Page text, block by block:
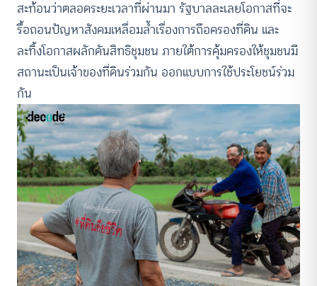
สะท้อนว่าตลอดระยะเวลาที่ผ่านมา รัฐบาลละเลยโอกาสที่จะ
รื้อถอนปัญหาสังคมเหลื่อมล้ำเรื่องการถือครองที่ดิน และ
ละทิ้งโอกาสผลักดันสิทธิชุมชน ภายใต้การคุ้มครองให้ชุมชนมี
สถานะเป็นเจ้าของที่ดินร่วมกัน ออกแบบการใช้ประโยชน์ร่วม
กัน